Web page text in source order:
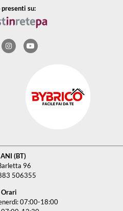
presenti su:
(BT)
96
506355
Orari
07:00-18:00